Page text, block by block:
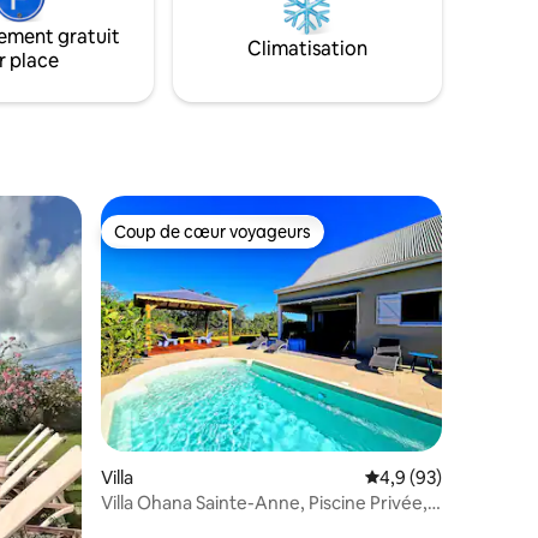
punch, bains de soleil, barbecue, et à 2
minutes du centre ville et des plages.
gratuit
place
Climatisation
: 5 sur 5
Coup de cœur voyageurs
Coup de cœur voyageurs
Villa Évaluation moyenne
4,9 (93)
Villa Ohana Sainte-Anne, Piscine Privée,